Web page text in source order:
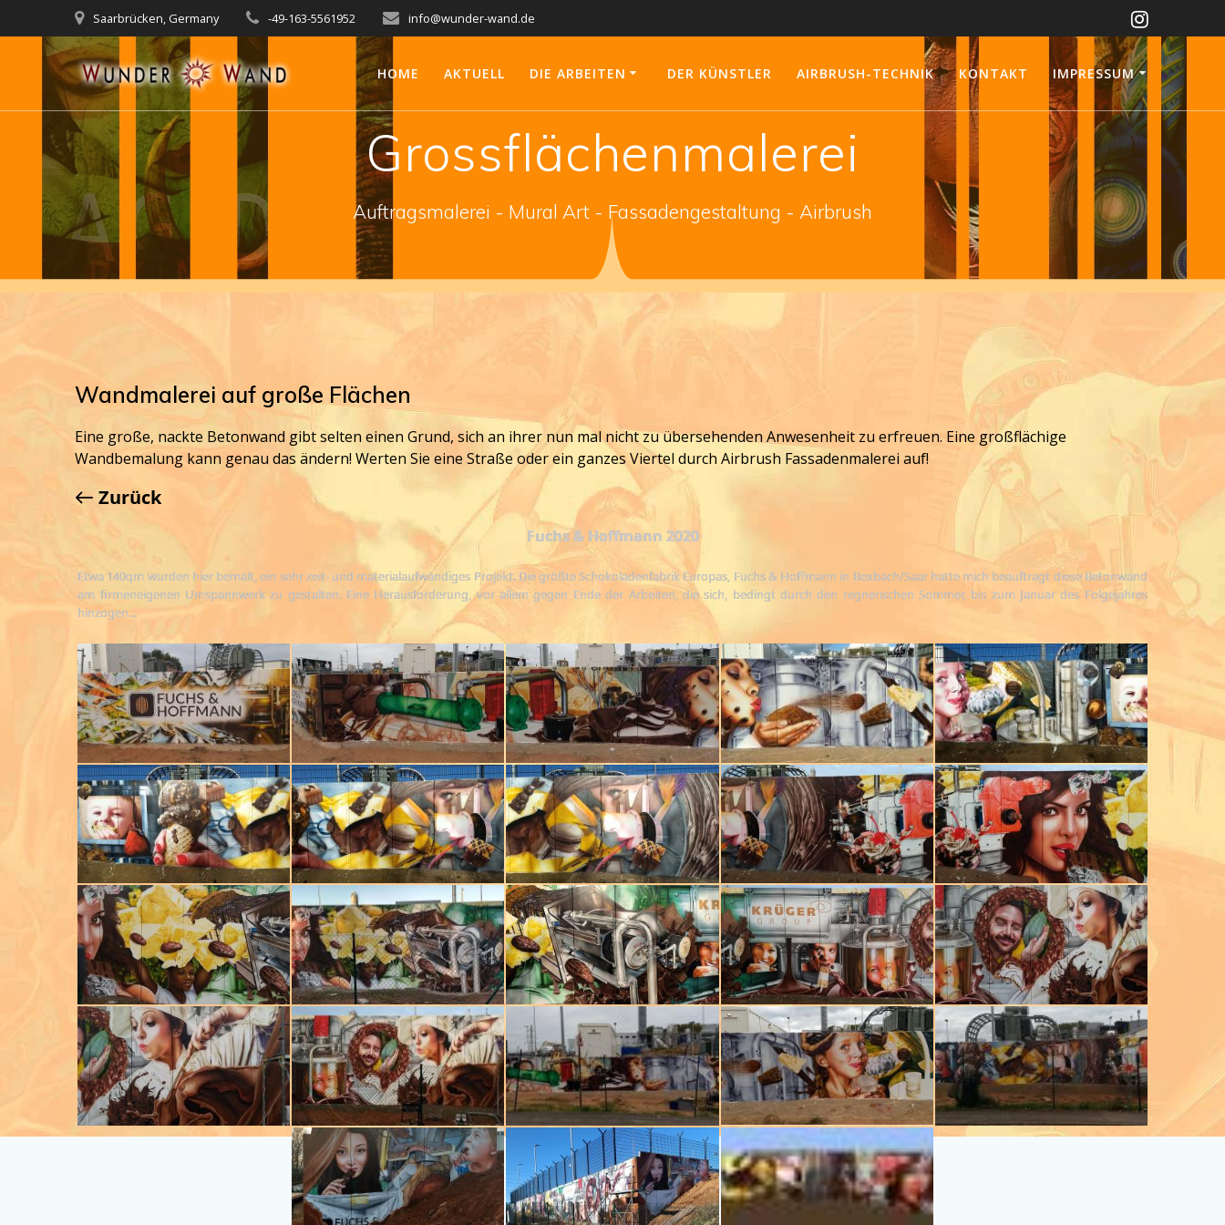
Inhalt
springen
Saarbrücken, Germany -49-163-5561952 info@wunder-wand.de
HOME AKTUELL DIE ARBEITEN DER KÜNSTLER AIRBRUSH-TECHNIK KONTAKT IMPRESSUM
Grossflächenmalerei
Auftragsmalerei - Mural Art - Fassadengestaltung - Airbrush
Wandmalerei auf große Flächen
Eine große, nackte Betonwand gibt selten einen Grund, sich an ihrer nun mal nicht zu übersehenden Anwesenheit zu erfreuen. Eine großflächige
Wandbemalung kann genau das ändern! Werten Sie eine Straße oder ein ganzes Viertel durch Airbrush Fassadenmalerei auf!
Zurück
Fuchs & Hoffmann 2020
Etwa 140qm wurden hier bemalt, ein sehr zeit- und materialaufwändiges Projekt. Die größte Schokoladenfabrik Europas, Fuchs & Hoffmann in Bexbach/Saar hatte mich beauftragt diese Betonwand
am firmeneigenen Umspannwerk zu gestalten. Eine Herausforderung, vor allem gegen Ende der Arbeiten, die sich, bedingt durch den regnerischen Sommer, bis zum Januar des Folgejahres
hinzogen...